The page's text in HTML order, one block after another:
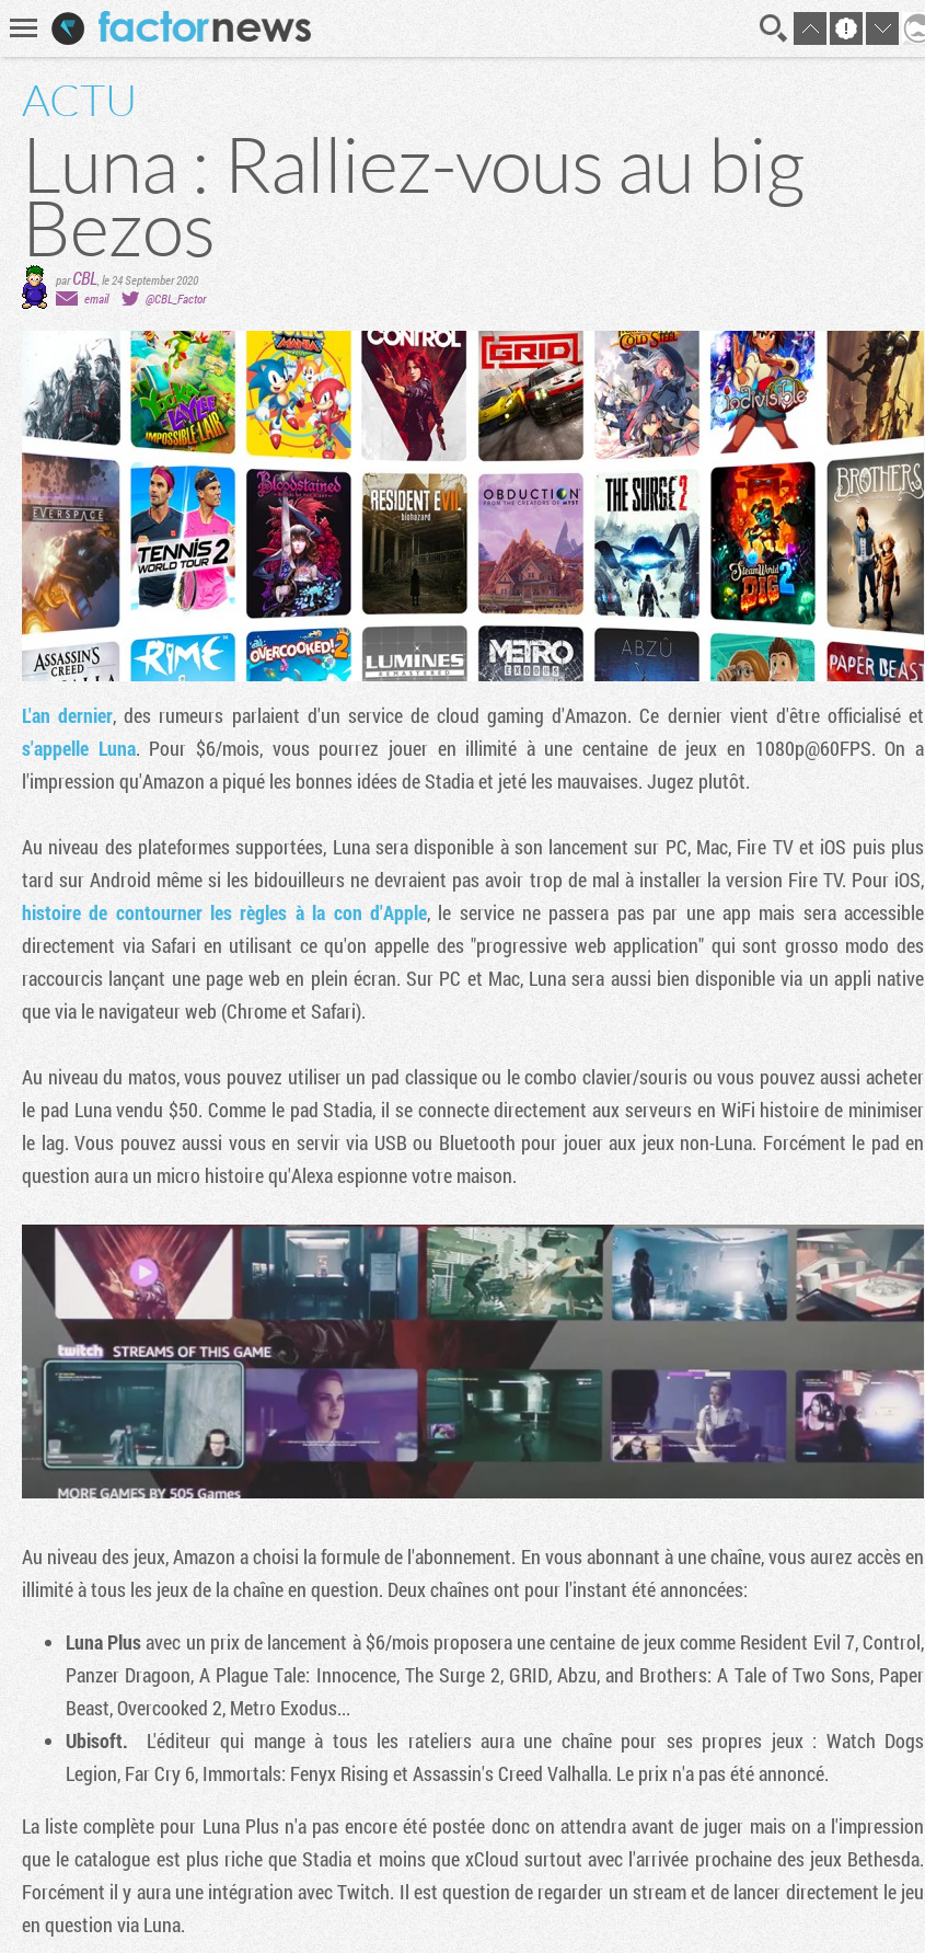
Recherche
ACTU
Luna : Ralliez-vous au big
Bezos
parCBL le 24 September 2020
email
@CBL_Factor
L'an dernier, des rumeurs parlaient d'un service de cloud gaming d'Amazon. Ce dernier vient d'être officialisé et
s'appelle Luna. Pour $6/mois, vous pourrez jouer en illimité à une centaine de jeux en 1080p@60FPS. On a
l'impression qu'Amazon a piqué les bonnes idées de Stadia et jeté les mauvaises. Jugez plutôt.
Au niveau des plateformes supportées, Luna sera disponible à son lancement sur PC, Mac, Fire TV et iOS puis plus
tard sur Android même si les bidouilleurs ne devraient pas avoir trop de mal à installer la version Fire TV. Pour iOS,
histoire de contourner les règles à la con d'Apple, le service ne passera pas par une app mais sera accessible
directement via Safari en utilisant ce qu'on appelle des "progressive web application" qui sont grosso modo des
raccourcis lançant une page web en plein écran. Sur PC et Mac, Luna sera aussi bien disponible via un appli native
que via le navigateur web (Chrome et Safari).
Au niveau du matos, vous pouvez utiliser un pad classique ou le combo clavier/souris ou vous pouvez aussi acheter
le pad Luna vendu $50. Comme le pad Stadia, il se connecte directement aux serveurs en WiFi histoire de minimiser
le lag. Vous pouvez aussi vous en servir via USB ou Bluetooth pour jouer aux jeux non-Luna. Forcément le pad en
question aura un micro histoire qu'Alexa espionne votre maison.
Au niveau des jeux, Amazon a choisi la formule de l'abonnement. En vous abonnant à une chaîne, vous aurez accès en
illimité à tous les jeux de la chaîne en question. Deux chaînes ont pour l'instant été annoncées:
Luna Plusavec un prix de lancement à $6/mois proposera une centaine de jeux comme Resident Evil 7, Control,
Panzer Dragoon, A Plague Tale: Innocence, The Surge 2, GRID, Abzu, and Brothers: A Tale of Two Sons, Paper
Beast, Overcooked 2, Metro Exodus...
Ubisoft.
L'éditeur qui mange à tous les rateliers aura une chaîne pour ses propres jeux : Watch Dogs
Legion, Far Cry 6, Immortals: Fenyx Rising et Assassin's Creed Valhalla. Le prix n'a pas été annoncé.
La liste complète pour Luna Plus n'a pas encore été postée donc on attendra avant de juger mais on a l'impression
que le catalogue est plus riche que Stadia et moins que xCloud surtout avec l'arrivée prochaine des jeux Bethesda.
Forcément il y aura une intégration avec Twitch. Il est question de regarder un stream et de lancer directement le jeu
en question via Luna.
En direct